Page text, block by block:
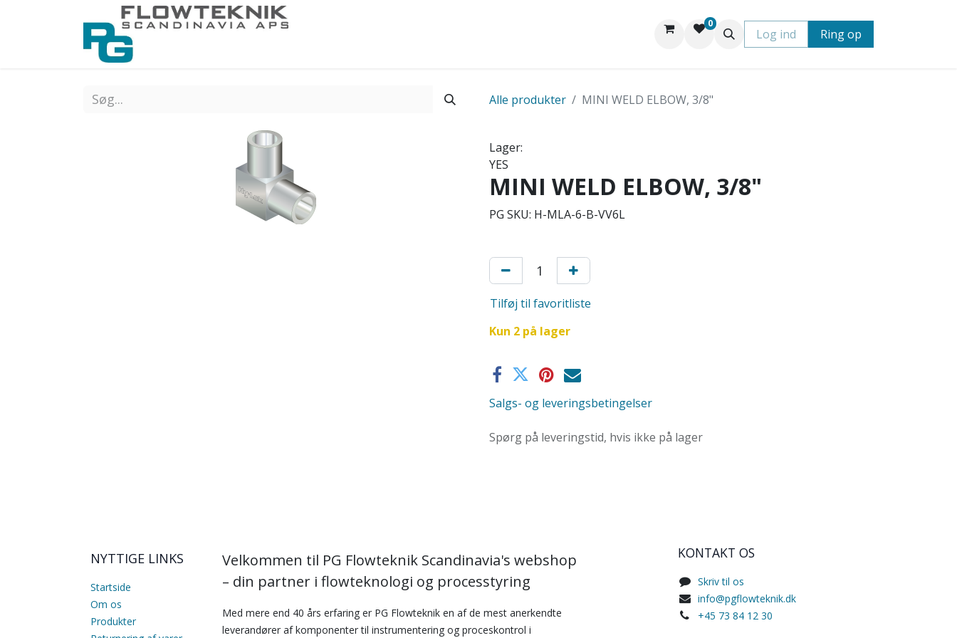
0
Log ind Ring op
Alle produkter MINI WELD ELBOW, 3/8"
Lager:
YES
MINI WELD ELBOW, 3/8"
PG SKU: H-MLA-6-B-VV6L
Tilføj til favoritliste
Kun 2 på lager
Salgs- og leveringsbetingelser
Spørg på leveringstid, hvis ikke på lager
NYTTIGE LINKS
Startside
Om os
Produkter
KONTAKT OS
Skriv til os
info@pgflowteknik.dk
+45 73 84 12 30
Velkommen til PG Flowteknik Scandinavia's webshop
– din partner i flowteknologi og processtyring
Med mere end 40 års erfaring er PG Flowteknik en af de mest anerkendte
leverandører af komponenter til instrumentering og proceskontrol i